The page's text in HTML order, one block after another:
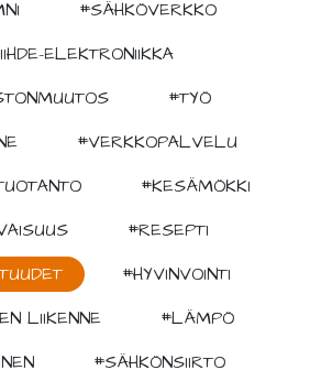
#SÄHKÖVERKKO
ELEKTRONIIKKA
#TYÖ
#VERKKOPALVELU
#KESÄMÖKKI
#RESEPTI
#HYVINVOINTI
LIIKENNE
#LÄMPÖ
#SÄHKÖNSIIRTO